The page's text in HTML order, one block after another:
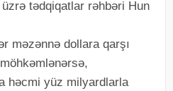
tədqiqatlar rəhbəri Hun
məzənnə dollara qarşı
həcmi yüz milyardlarla